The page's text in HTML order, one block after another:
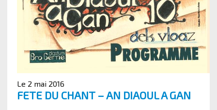
Le 2 mai 2016
FETE DU CHANT – AN DIAOUL A GAN